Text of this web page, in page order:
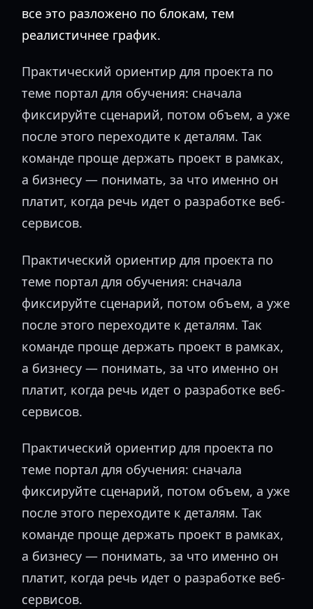
все это разложено по блокам, тем
реалистичнее график.
Практический ориентир для проекта по
теме портал для обучения: сначала
фиксируйте сценарий, потом объем, а уже
после этого переходите к деталям. Так
команде проще держать проект в рамках,
а бизнесу — понимать, за что именно он
платит, когда речь идет о разработке веб-
сервисов.
Практический ориентир для проекта по
теме портал для обучения: сначала
фиксируйте сценарий, потом объем, а уже
после этого переходите к деталям. Так
команде проще держать проект в рамках,
а бизнесу — понимать, за что именно он
платит, когда речь идет о разработке веб-
сервисов.
Практический ориентир для проекта по
теме портал для обучения: сначала
фиксируйте сценарий, потом объем, а уже
после этого переходите к деталям. Так
команде проще держать проект в рамках,
а бизнесу — понимать, за что именно он
платит, когда речь идет о разработке веб-
сервисов.